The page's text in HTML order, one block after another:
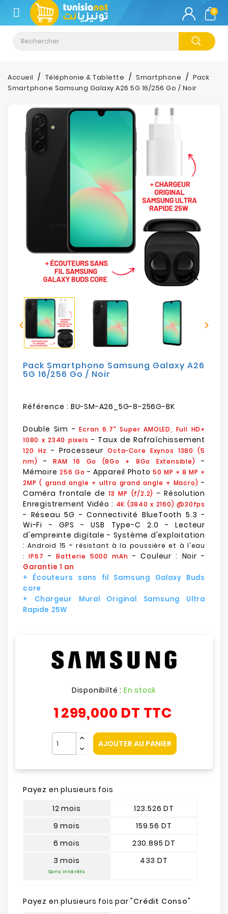
CATÉGORIE
Climatisation
Informatique
Tablette
Impression
Stockage
Electroménager
Bureautique
Sécurité
Mobilités
0
Accueil Téléphonie & Tablette Smartphone
Pack
Smartphone Samsung Galaxy A26 5G 16/256 Go / Noir
search
 
Pack Smartphone Samsung Galaxy A26
5G 16/256 Go / Noir
Référence : BU-SM-A26_5G-8-256G-BK
Double Sim -Ecran 6.7" Super AMOLED, Full HD+
1080 x 2340 pixels - Taux de Rafraîchissement
120 Hz - ProcesseurOcta-Core Exynos 1380(5
nm)
-RAM 16 Go (8Go + 8Go Extensible)
-
Mémoire 256 Go - Appareil Photo 50 MP + 8 MP +
2MP ( grand angle + ultra grand angle + Macro) -
Caméra frontale de13 MP (f/2.2) - Résolution
Enregistrement Vidéo : 4K (3840 x 2160) @30fps
- Réseau 5G - Connectivité BlueTooth 5.3 -
Wi-Fi - GPS - USB Type-C 2.0 - Lecteur
d'empreinte digitale - Système d'exploitation
:Android 15 -résistant à la poussière et à l'eau
:IP67 - Batterie 5000 mAh - Couleur : Noir -
Garantie 1 an
+ Écouteurs sans fil Samsung Galaxy Buds
core
+ Chargeur Mural Original Samsung Ultra
Rapide 25W
Disponibilté : En stock
1 299,000 DT TTC
AJOUTER AU PANIER
Payez en plusieurs fois
12 mois
9 mois
6 mois
3 mois
Sans intérêts
123.526 DT
159.56 DT
230.895 DT
433 DT
Payez en plusieurs fois par "Crédit Conso"